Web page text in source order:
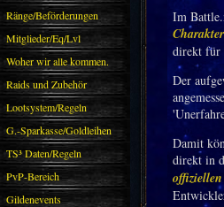
Ränge/Beförderungen
Mitglieder/Eq/Lvl
Woher wir alle kommen.
Raids und Zubehör
Lootsystem/Regeln
G.-Sparkasse/Goldleihen
TS³ Daten/Regeln
PvP-Bereich
Gildenevents
Im
direkt für
Der
Damit
direkt in